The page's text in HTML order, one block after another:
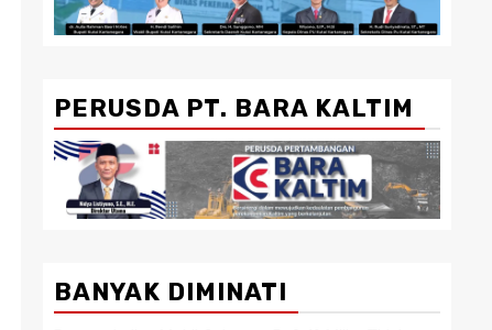
PERUSDA PT. BARA KALTIM
BANYAK DIMINATI